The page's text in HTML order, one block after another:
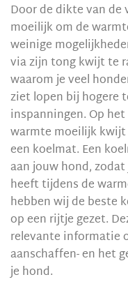
Door de dikte van
moeilijk om de
weinige
via zijn tong kwijt te
waarom je veel
ziet lopen bij hogere
inspanningen. Op
warmte moeilijk
een koelmat. Een
aan jouw hond,
heeft tijdens de
hebben wij de beste
op een rijtje gezet.
relevante informatie
aanschaffen- en het
je hond.